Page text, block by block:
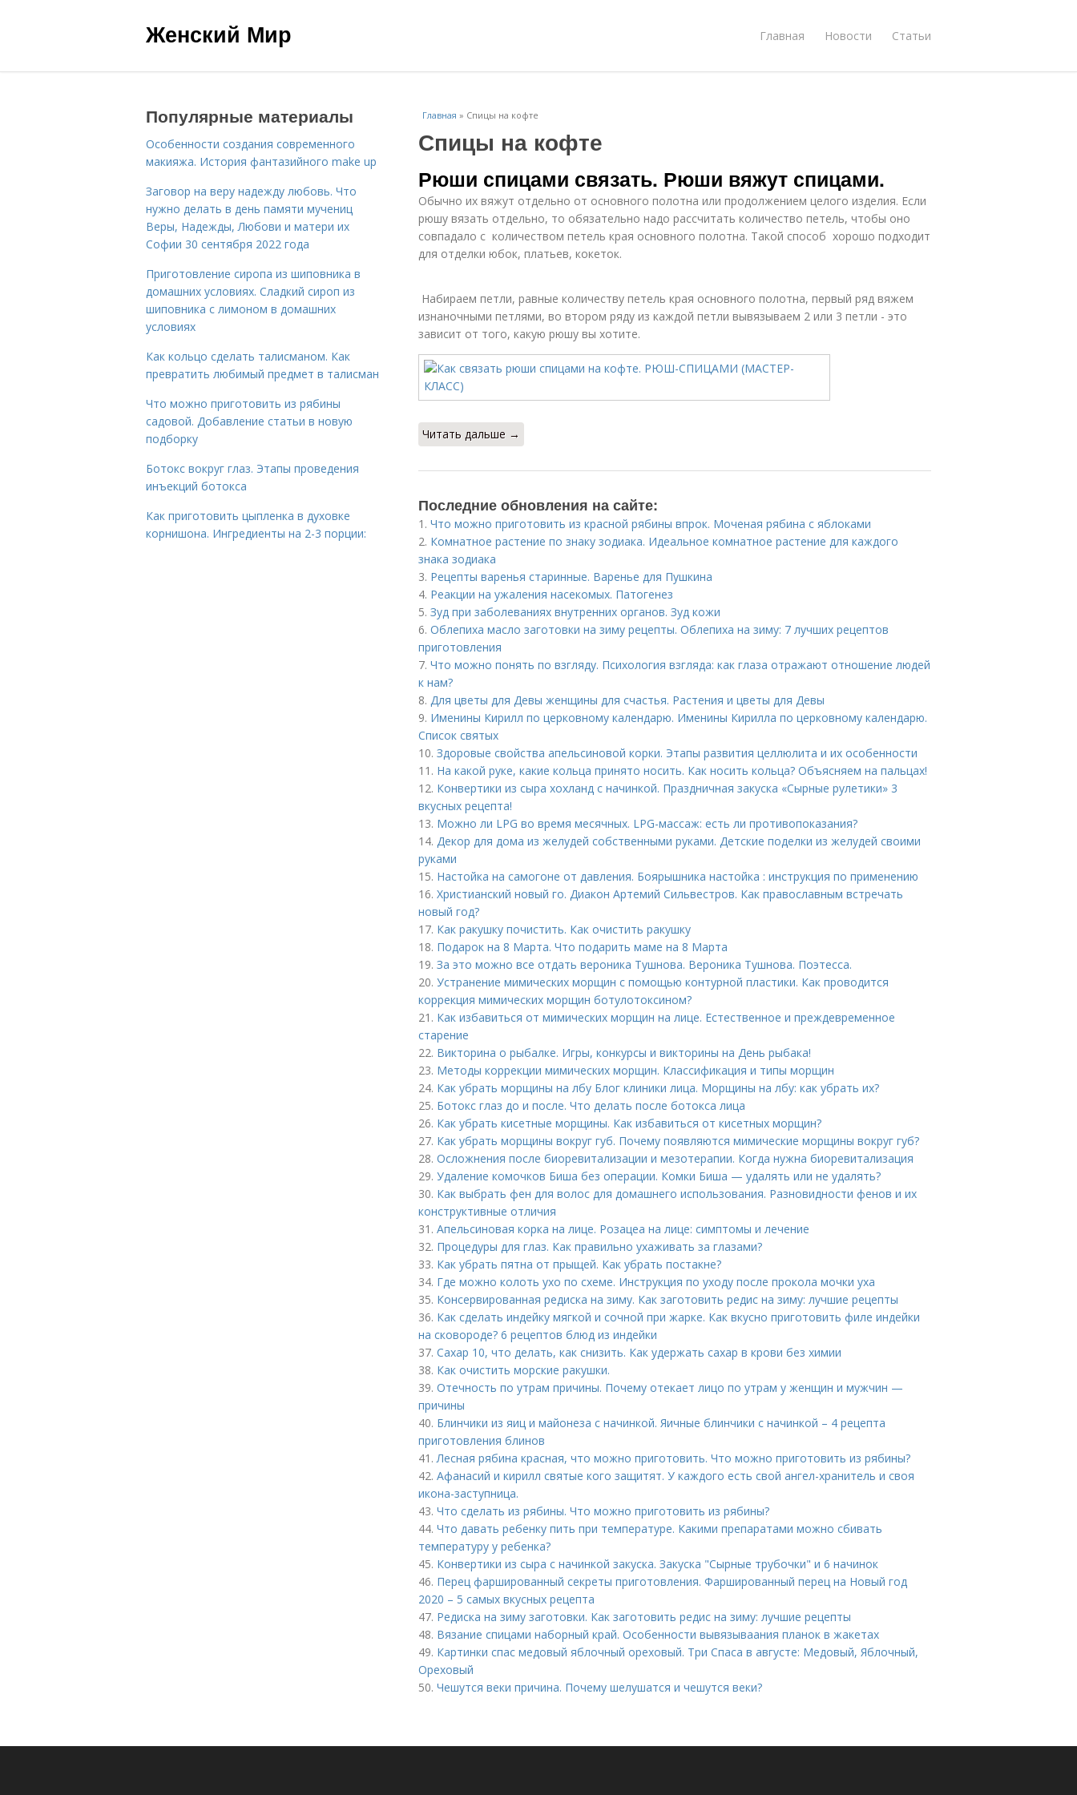
Женский Мир Главная Новости Статьи
Главная » Спицы на кофте
Спицы на кофте
Рюши спицами связать. Рюши вяжут спицами.
Обычно их вяжут отдельно от основного полотна или продолжением целого изделия. Если
рюшу вязать отдельно, то обязательно надо рассчитать количество петель, чтобы оно
совпадало с количеством петель края основного полотна. Такой способ хорошо подходит
для отделки юбок, платьев, кокеток.
Набираем петли, равные количеству петель края основного полотна, первый ряд вяжем
изнаночными петлями, во втором ряду из каждой петли вывязываем 2 или 3 петли - это
зависит от того, какую рюшу вы хотите.
Читать дальше →
Последние обновления на сайте:
1. Что можно приготовить из красной рябины впрок. Моченая рябина с яблоками
2. Комнатное растение по знаку зодиака. Идеальное комнатное растение для каждого
знака зодиака
3. Рецепты варенья старинные. Варенье для Пушкина
4. Реакции на ужаления насекомых. Патогенез
5. Зуд при заболеваниях внутренних органов. Зуд кожи
6. Облепиха масло заготовки на зиму рецепты. Облепиха на зиму: 7 лучших рецептов
приготовления
7. Что можно понять по взгляду. Психология взгляда: как глаза отражают отношение людей
к нам?
8. Для цветы для Девы женщины для счастья. Растения и цветы для Девы
9. Именины Кирилл по церковному календарю. Именины Кирилла по церковному календарю.
Список святых
10. Здоровые свойства апельсиновой корки. Этапы развития целлюлита и их особенности
11. На какой руке, какие кольца принято носить. Как носить кольца? Объясняем на пальцах!
12. Конвертики из сыра хохланд с начинкой. Праздничная закуска «Сырные рулетики» 3
вкусных рецепта!
13. Можно ли LPG во время месячных. LPG-массаж: есть ли противопоказания?
14. Декор для дома из желудей собственными руками. Детские поделки из желудей своими
руками
15. Настойка на самогоне от давления. Боярышника настойка : инструкция по применению
16. Христианский новый го. Диакон Артемий Сильвестров. Как православным встречать
новый год?
17. Как ракушку почистить. Как очистить ракушку
18. Подарок на 8 Марта. Что подарить маме на 8 Марта
19. За это можно все отдать вероника Тушнова. Вероника Тушнова. Поэтесса.
20. Устранение мимических морщин с помощью контурной пластики. Как проводится
коррекция мимических морщин ботулотоксином?
21. Как избавиться от мимических морщин на лице. Естественное и преждевременное
старение
22. Викторина о рыбалке. Игры, конкурсы и викторины на День рыбака!
23. Методы коррекции мимических морщин. Классификация и типы морщин
24. Как убрать морщины на лбу Блог клиники лица. Морщины на лбу: как убрать их?
25. Ботокс глаз до и после. Что делать после ботокса лица
26. Как убрать кисетные морщины. Как избавиться от кисетных морщин?
27. Как убрать морщины вокруг губ. Почему появляются мимические морщины вокруг губ?
28. Осложнения после биоревитализации и мезотерапии. Когда нужна биоревитализация
29. Удаление комочков Биша без операции. Комки Биша — удалять или не удалять?
30. Как выбрать фен для волос для домашнего использования. Разновидности фенов и их
конструктивные отличия
31. Апельсиновая корка на лице. Розацеа на лице: симптомы и лечение
32. Процедуры для глаз. Как правильно ухаживать за глазами?
33. Как убрать пятна от прыщей. Как убрать постакне?
34. Где можно колоть ухо по схеме. Инструкция по уходу после прокола мочки уха
35. Консервированная редиска на зиму. Как заготовить редис на зиму: лучшие рецепты
36. Как сделать индейку мягкой и сочной при жарке. Как вкусно приготовить филе индейки
на сковороде? 6 рецептов блюд из индейки
37. Сахар 10, что делать, как снизить. Как удержать сахар в крови без химии
38. Как очистить морские ракушки.
39. Отечность по утрам причины. Почему отекает лицо по утрам у женщин и мужчин —
причины
40. Блинчики из яиц и майонеза с начинкой. Яичные блинчики с начинкой – 4 рецепта
приготовления блинов
41.Лесная рябина красная, что можно приготовить. Что можно приготовить из рябины?
42. Афанасий и кирилл святые кого защитят. У каждого есть свой ангел-хранитель и своя
икона-заступница.
43. Что сделать из рябины. Что можно приготовить из рябины?
44. Что давать ребенку пить при температуре. Какими препаратами можно сбивать
температуру у ребенка?
45. Конвертики из сыра с начинкой закуска. Закуска "Сырные трубочки" и 6 начинок
46. Перец фаршированный секреты приготовления. Фаршированный перец на Новый год
2020 – 5 самых вкусных рецепта
47. Редиска на зиму заготовки. Как заготовить редис на зиму: лучшие рецепты
48. Вязание спицами наборный край. Особенности вывязываания планок в жакетах
49. Картинки спас медовый яблочный ореховый. Три Спаса в августе: Медовый, Яблочный,
Ореховый
50. Чешутся веки причина. Почему шелушатся и чешутся веки?
Популярные материалы
Особенности создания современного
макияжа. История фантазийного make up
Заговор на веру надежду любовь. Что
нужно делать в день памяти мучениц
Веры, Надежды, Любови и матери их
Софии 30 сентября 2022 года
Приготовление сиропа из шиповника в
домашних условиях. Сладкий сироп из
шиповника с лимоном в домашних
условиях
Как кольцо сделать талисманом. Как
превратить любимый предмет в талисман
Что можно приготовить из рябины
садовой. Добавление статьи в новую
подборку
Ботокс вокруг глаз. Этапы проведения
инъекций ботокса
Как приготовить цыпленка в духовке
корнишона. Ингредиенты на 2-3 порции: